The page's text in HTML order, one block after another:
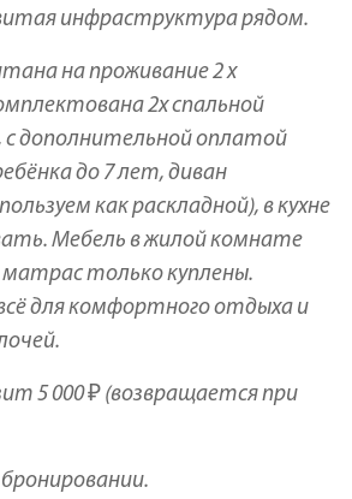
инфраструктура рядом.
на проживание 2 х
2х спальной
с дополнительной оплатой
до 7 лет, диван
как раскладной), в кухне
Мебель в жилой комнате
матрас только куплены.
для комфортного отдыха и
5 000 ₽ (возвращается при